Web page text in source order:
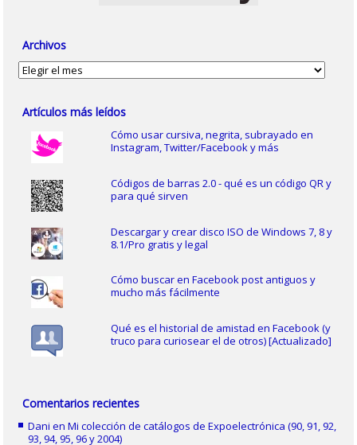
Archivos
Archivos
Artículos más leídos
Cómo usar cursiva, negrita, subrayado en
Instagram, Twitter/Facebook y más
Códigos de barras 2.0 - qué es un código QR y
para qué sirven
Descargar y crear disco ISO de Windows 7, 8 y
8.1/Pro gratis y legal
Cómo buscar en Facebook post antiguos y
mucho más fácilmente
Qué es el historial de amistad en Facebook (y
truco para curiosear el de otros) [Actualizado]
Comentarios recientes
Dani enMi colección de catálogos de Expoelectrónica (90, 91, 92,
93, 94, 95, 96 y 2004)